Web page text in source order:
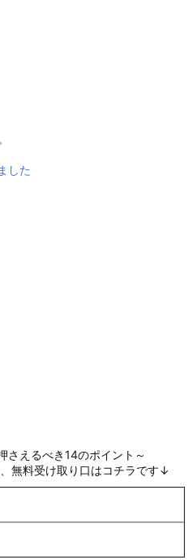
した
えるべき14のポイント～
無料受け取り口はコチラです↓